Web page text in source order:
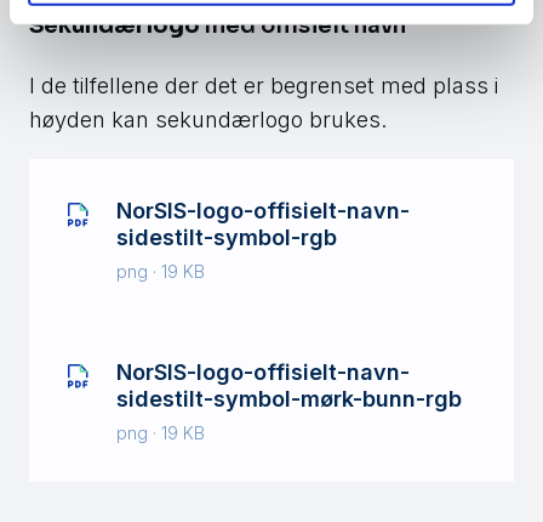
Sekundærlogomed offisielt navn
I de tilfellene der det er begrenset med plass i
høyden kan sekundærlogo brukes.
NorSIS-logo-offisielt-navn-
sidestilt-symbol-rgb
png · 19 KB
NorSIS-logo-offisielt-navn-
sidestilt-symbol-mørk-bunn-rgb
png · 19 KB